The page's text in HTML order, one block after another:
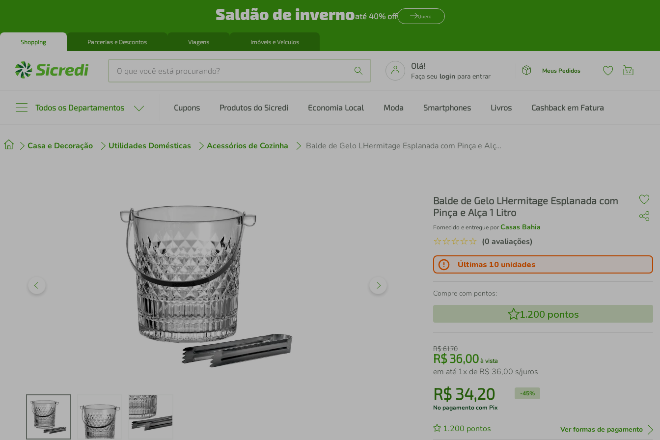
Saldão de invernoaté 40% off Quero
Shopping Parcerias e Descontos Viagens Imóveis e Veículos
O que você está procurando?
Olá!
Faça seu login para entrar
Meus Pedidos
Todos os Departamentos Cupons Produtos do Sicredi Economia Local Moda Smartphones Livros Cashback em Fatura
Casa e Decoração Utilidades Domésticas Acessórios de Cozinha Balde de Gelo LHermitage Esplanada com Pinça e Alça 1 Litro
Balde de Gelo LHermitage Esplanada com
Pinça e Alça 1 Litro
Fornecido e entregue porCasas Bahia
☆☆☆☆☆ (0 avaliações)
Últimas 10 unidades
Compre com pontos:
1.200 pontos
R$61,70
R$36,00 à vista
em até 1x de R$ 36,00 s/juros
R$ 34,20 -45%
No pagamento com Pix
1.200 pontos Ver formas de pagamento
º cafeteira
iphone